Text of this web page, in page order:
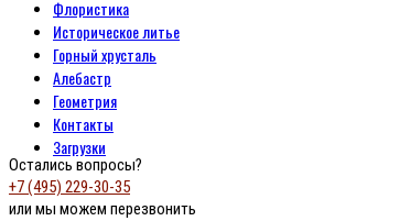
Флористика
Историческое литье
Горный хрусталь
Алебастр
Геометрия
Контакты
Загрузки
Остались вопросы?
+7 (495) 229-30-35
или мы можем перезвонить